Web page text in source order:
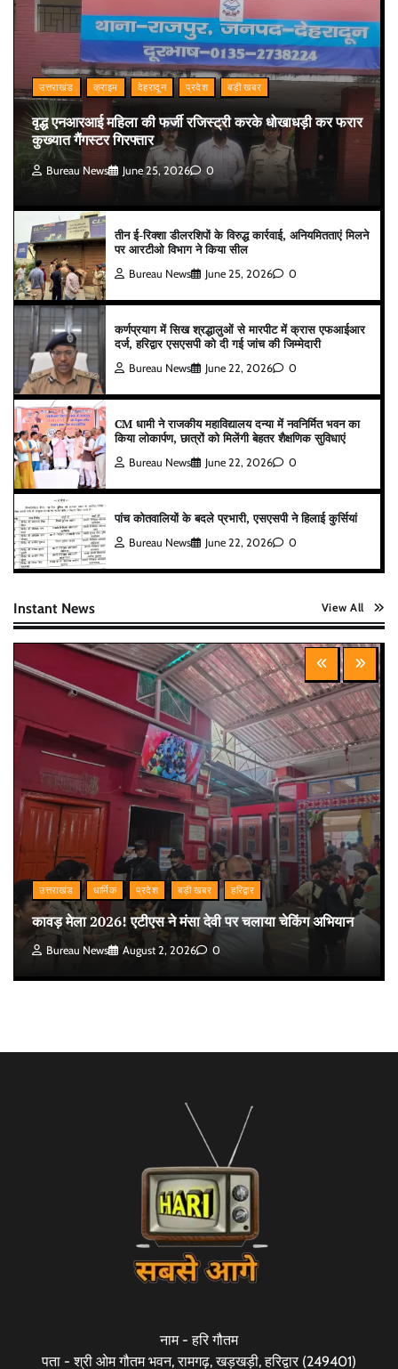
उत्तराखंड क्राइम देहरादून प्रदेश बड़ी खबर
वृद्ध एनआरआई महिला की फर्जी रजिस्ट्री करके धोखाधड़ी कर फरार
कुख्यात गैंगस्टर गिरफ्तार
Bureau News June 25, 2026 0
तीन ई-रिक्शा डीलरशिपों के विरुद्ध कार्रवाई, अनियमितताएं मिलने
पर आरटीओ विभाग ने किया सील
Bureau News June 25, 2026 0
कर्णप्रयाग में सिख श्रद्धालुओं से मारपीट में क्रास एफआईआर
दर्ज, हरिद्वार एसएसपी को दी गई जांच की जिम्मेदारी
Bureau News June 22, 2026 0
CM धामी ने राजकीय महाविद्यालय दन्या में नवनिर्मित भवन का
किया लोकार्पण, छात्रों को मिलेंगी बेहतर शैक्षणिक सुविधाएं
Bureau News June 22, 2026 0
पांच कोतवालियों के बदले प्रभारी, एसएसपी ने हिलाई कुर्सियां
Bureau News June 22, 2026 0
Instant News View All
उत्तराखंड धार्मिक प्रदेश बड़ी खबर हरिद्वार
कावड़ मेला 2026! एटीएस ने मंसा देवी पर चलाया चेकिंग अभियान
Bureau News August 2, 2026 0
नाम - हरि गौतम
पता - श्री ओम गौतम भवन, रामगढ़, खड़खड़ी, हरिद्वार (249401)